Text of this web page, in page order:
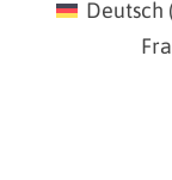
Deutsch